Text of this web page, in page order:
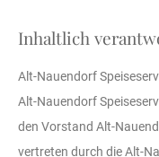
Inhaltlich
Alt-Nauendorf
Alt-Nauendorf
den Vorstand Alt-
vertreten durch die Alt-